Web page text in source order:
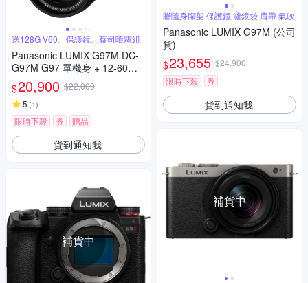
送128G V60、保護鏡、蔡司噴霧組
Panasonic LUMIX G97M DC-
G97M G97 單機身 + 12-60mm
變焦鏡組 公司貨
$20,900 $22,000
5 (1)
限時下殺 券 贈品
貨到通知我
補貨中
贈隨身腳架 保護鏡 濾鏡袋 肩帶 氣吹
Panasonic LUMIX G97M (公司
貨)
$23,655 $24,900
限時下殺
券
貨到通知我
補貨中